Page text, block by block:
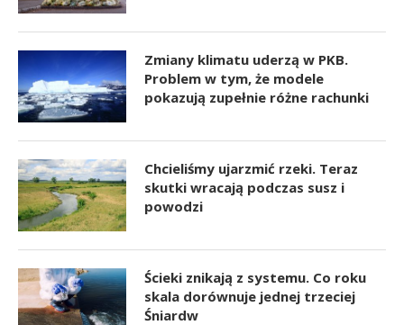
Zmiany klimatu uderzą w PKB.
Problem w tym, że modele
pokazują zupełnie różne rachunki
Chcieliśmy ujarzmić rzeki. Teraz
skutki wracają podczas susz i
powodzi
Ścieki znikają z systemu. Co roku
skala dorównuje jednej trzeciej
Śniardw